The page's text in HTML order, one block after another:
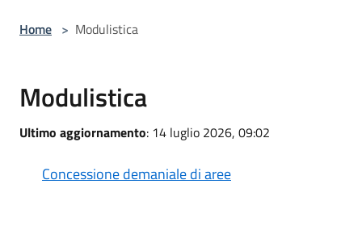
Home > Modulistica
Modulistica
Ultimo aggiornamento: 14 luglio 2026, 09:02
Concessione demaniale di aree